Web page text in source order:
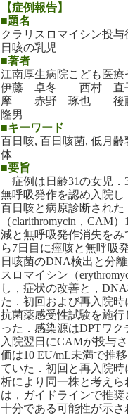
【症例報告】
■題名
クラリスロマイシン投
日咳の乳児
■著者
江南厚生病院こども医療
伊藤 卓冬 西村
摩 赤野 琢也
隆男
■キーワード
百日咳, 百日咳菌, 低月
体
■要旨
症例は日齢31の女児．
無呼吸発作を認め入院
百日咳と病原診断され
（clarithromycin，CAM
減と無呼吸発作消失を
ら7日目に痙咳と無呼吸
日咳菌のDNA検出と分
スロマイシン（
し，症状の改善と，
た．初回および再入院時
抗菌薬感受性試験を施
った．感染源はDPTワ
入院翌日にCAMが投与
価は10 EU/mL未満で推
ていた．初回と再入院
析により同一株と考え
は，ガイドラインで推
十分である可能性が示さ